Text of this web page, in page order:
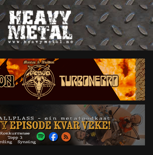
Nyheter
Omtaler
Intervjuer
Om oss
Abonner